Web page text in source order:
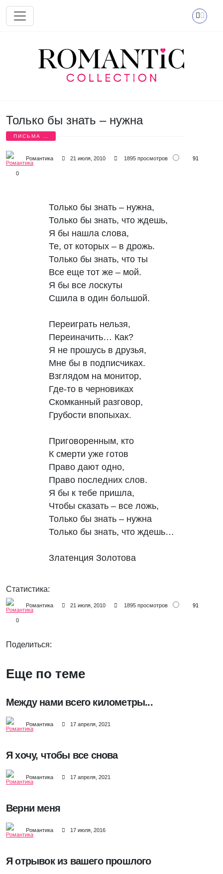
Перейти к основному содержанию
Только бы знать – нужна
ПИСЬМА О
Романтика 21 июля, 2010 1895 просмотров 91
0
Только бы знать – нужна,
Только бы знать, что ждешь,
Я бы нашла слова,
Те, от которых – в дрожь.
Только бы знать, что ты
Все еще тот же – мой.
Я бы все лоскуты
Сшила в один большой.
Переиграть нельзя,
Переиначить… Как?
Я не прошусь в друзья,
Мне бы в подписчиках.
Взглядом на монитор,
Где-то в черновиках
Скомканный разговор,
Грубости впопыхах.
Приговоренным, кто
К смерти уже готов
Право дают одно,
Право последних слов.
Я бы к тебе пришла,
Чтобы сказать – все ложь,
Только бы знать – нужна
Только бы знать, что ждешь…
Златенция Золотова
Статистика:
Романтика 21 июля, 2010 1895 просмотров 91
0
Поделиться:
Еще по теме
Между нами всего километры...
Романтика 17 апреля, 2021
Я хочу, чтобы все снова
Романтика 17 апреля, 2021
Верни меня
Романтика 17 июля, 2016
Я отрывок из вашего прошлого